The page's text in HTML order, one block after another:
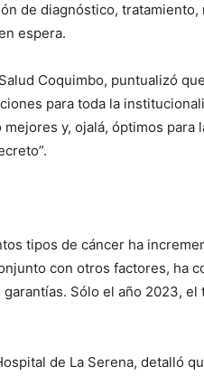
de diagnóstico,
espera.
Coquimbo, puntualizó
para toda la
y, ojalá, óptimos
tipos de cáncer ha
con otros factores, ha
Sólo el año 2023,
de La Serena, detalló